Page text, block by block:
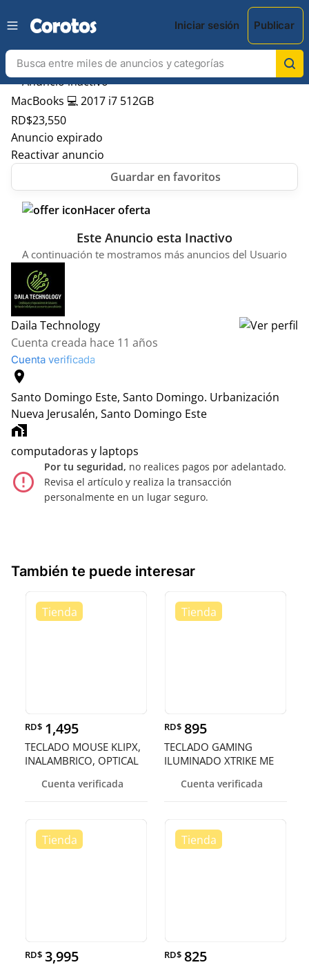
Iniciar sesión Publicar
MacBooks 💻 2017 i7 512GB
RD$23,550
Anuncio expirado
Reactivar anuncio
Hacer oferta
Este Anuncio esta Inactivo
A continuación te mostramos más anuncios del Usuario
Daila Technology
Cuenta creada hace 11 años
Cuenta verificada
location_on
Santo Domingo Este, Santo Domingo. Urbanización
Nueva Jerusalén, Santo Domingo Este
home_work
computadoras y laptops
error_outline
Por tu seguridad, no realices pagos por adelantado.
Revisa el artículo y realiza la transacción
personalmente en un lugar seguro.
También te puede interesar
RD$ 1,495
TECLADO MOUSE KLIPX,
INALAMBRICO, OPTICAL
265S)Cuenta verificada
RD$ 895
TECLADO GAMING
ILUMINADO XTRIKE ME
Cuenta verificada
RD$ 3,995 RD$ 825